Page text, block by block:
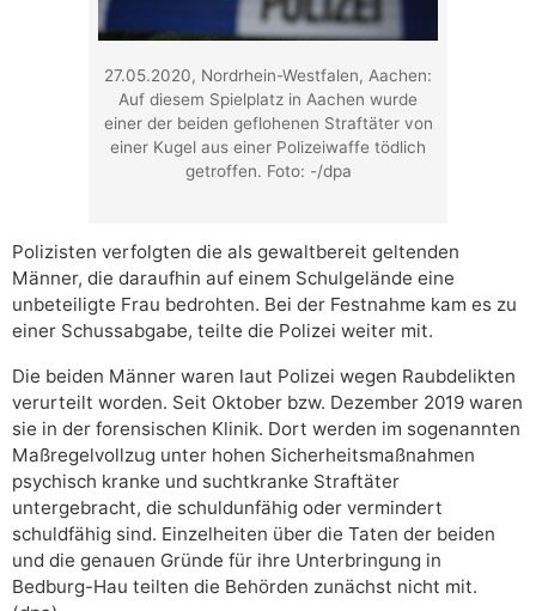
27.05.2020, Nordrhein-Westfalen, Aachen:
Auf diesem Spielplatz in Aachen wurde
einer der beiden geflohenen Straftäter von
einer Kugel aus einer Polizeiwaffe tödlich
getroffen. Foto: -/dpa
Polizisten verfolgten die als gewaltbereit geltenden
Männer, die daraufhin auf einem Schulgelände eine
unbeteiligte Frau bedrohten. Bei der Festnahme kam es zu
einer Schussabgabe, teilte die Polizei weiter mit.
Die beiden Männer waren laut Polizei wegen Raubdelikten
verurteilt worden. Seit Oktober bzw. Dezember 2019 waren
sie in der forensischen Klinik. Dort werden im sogenannten
Maßregelvollzug unter hohen Sicherheitsmaßnahmen
psychisch kranke und suchtkranke Straftäter
untergebracht, die schuldunfähig oder vermindert
schuldfähig sind. Einzelheiten über die Taten der beiden
und die genauen Gründe für ihre Unterbringung in
Bedburg-Hau teilten die Behörden zunächst nicht mit.